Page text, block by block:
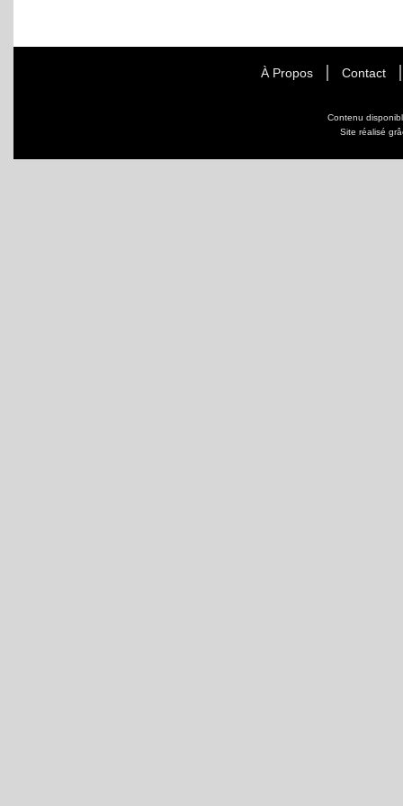
À Propos Contact
Contenu
Site réalisé